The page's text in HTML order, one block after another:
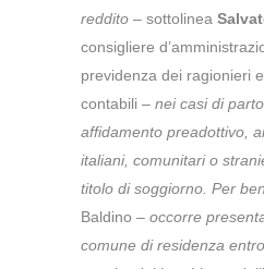
reddito – sottolinea
consigliere
previdenza dei ragionieri
contabili – nei casi di
affidamento preadottivo,
italiani, comunitari o
titolo di soggiorno. Per
Baldino – occorre
comune di residenza